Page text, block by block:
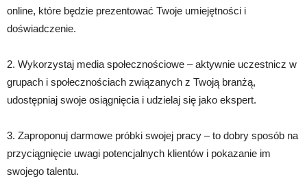
online, które będzie prezentować Twoje umiejętności i
doświadczenie.
2. Wykorzystaj media społecznościowe – aktywnie uczestnicz w
grupach i społecznościach związanych z Twoją branżą,
udostępniaj swoje osiągnięcia i udzielaj się jako ekspert.
3. Zaproponuj darmowe próbki swojej pracy – to dobry sposób na
przyciągnięcie uwagi potencjalnych klientów i pokazanie im
swojego talentu.